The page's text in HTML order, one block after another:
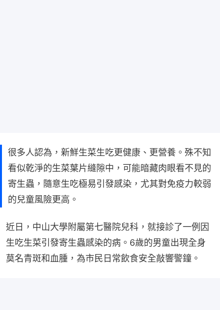
很多人認為，新鮮生菜生吃更健康、更營養。殊不知
看似乾淨的生菜葉片縫隙中，可能暗藏肉眼看不見的
寄生蟲，隨意生吃極易引發感染，尤其對免疫力較弱
的兒童風險更高。
近日，中山大學附屬第七醫院兒科，就接診了一例因
生吃生菜引發寄生蟲感染的病。6歲的男童出現全身
莫名青斑和血腫，為市民日常飲食安全敲響警鐘。